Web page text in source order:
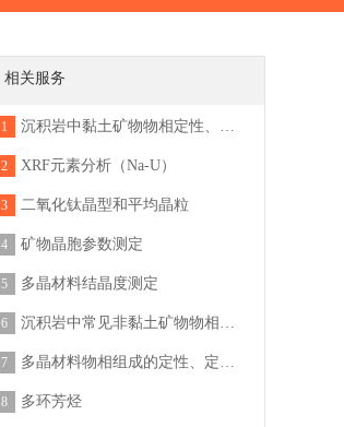
相关服务
1 沉积岩中黏土矿物物相定性、定量分析
2 XRF元素分析（Na-U）
3 二氧化钛晶型和平均晶粒
4 矿物晶胞参数测定
5 多晶材料结晶度测定
6 沉积岩中常见非黏土矿物物相定性、定量分析
7 多晶材料物相组成的定性、定量分析
8 多环芳烃